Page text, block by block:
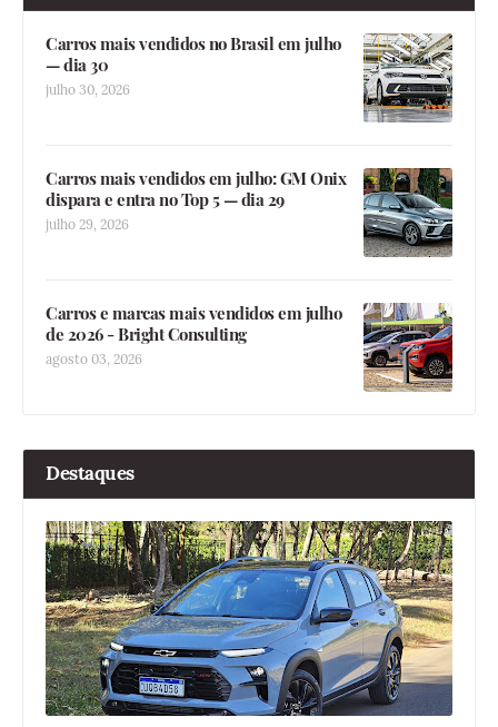
Carros mais vendidos no Brasil em julho
— dia 30
julho 30, 2026
Carros mais vendidos em julho: GM Onix
dispara e entra no Top 5 — dia 29
julho 29, 2026
Carros e marcas mais vendidos em julho
de 2026 - Bright Consulting
agosto 03, 2026
Destaques